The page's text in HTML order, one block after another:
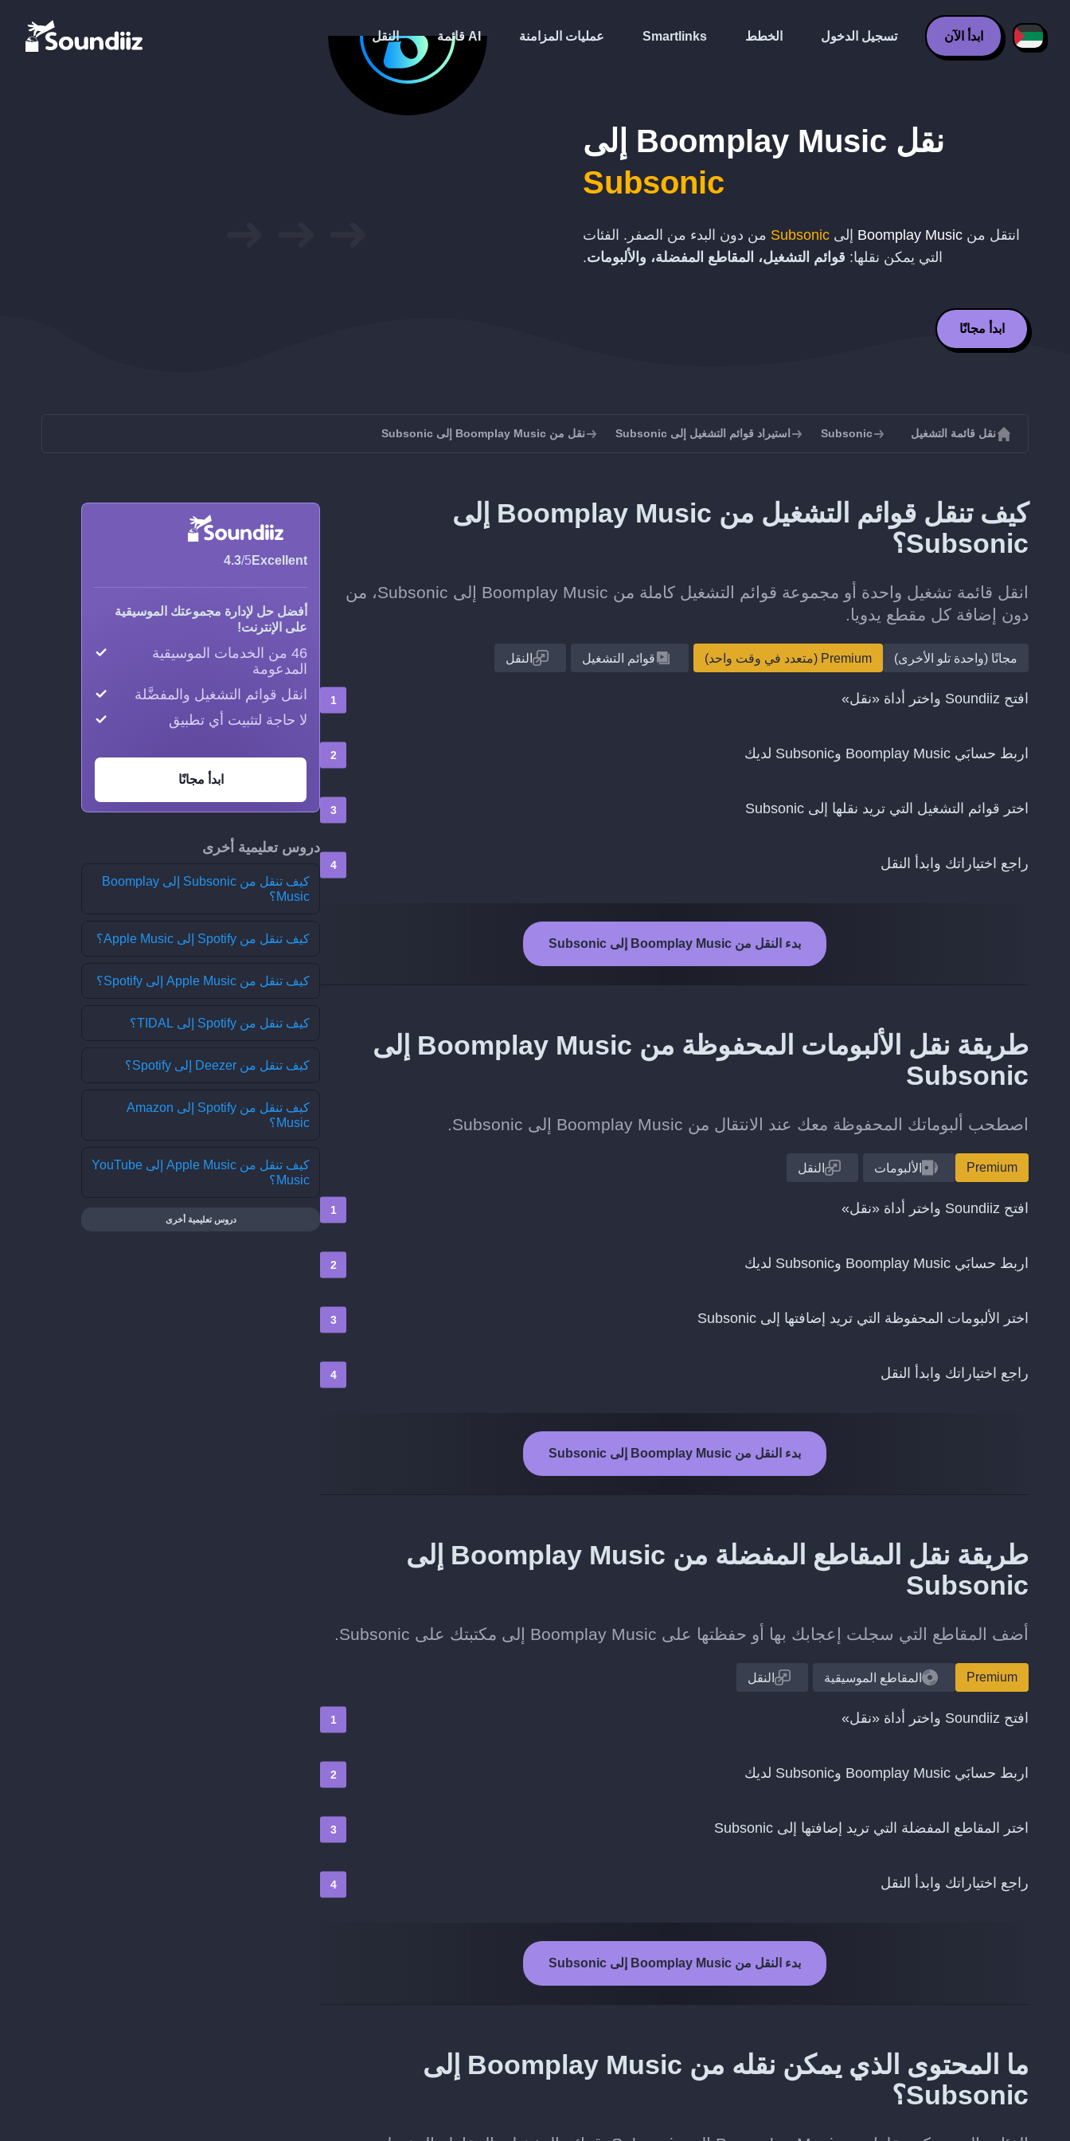
النقل قائمة AI عمليات المزامنة Smartlinks الخطط تسجيل الدخول ابدأ الآن
نقل Boomplay Music إلى
Subsonic
انتقل من Boomplay Music إلى Subsonic من دون البدء من الصفر. الفئات
التي يمكن نقلها: قوائم التشغيل، المقاطع المفضلة، والألبومات.
ابدأ مجانًا
نقل قائمة التشغيل Subsonic استيراد قوائم التشغيل إلى Subsonic نقل من Boomplay Music إلى Subsonic
كيف تنقل قوائم التشغيل من Boomplay Music إلى
Subsonic؟
انقل قائمة تشغيل واحدة أو مجموعة قوائم التشغيل كاملة من Boomplay Music إلى Subsonic، من
دون إضافة كل مقطع يدويا.
مجانًا (واحدة تلو الأخرى) Premium (متعدد في وقت واحد) قوائم التشغيل النقل
افتح Soundiiz واختر أداة «نقل»
اربط حسابَي Boomplay Music وSubsonic لديك
اختر قوائم التشغيل التي تريد نقلها إلى Subsonic
راجع اختياراتك وابدأ النقل
بدء النقل من Boomplay Music إلى Subsonic
طريقة نقل الألبومات المحفوظة من Boomplay Music إلى
Subsonic
اصطحب ألبوماتك المحفوظة معك عند الانتقال من Boomplay Music إلى Subsonic.
Premium الألبومات النقل
افتح Soundiiz واختر أداة «نقل»
اربط حسابَي Boomplay Music وSubsonic لديك
اختر الألبومات المحفوظة التي تريد إضافتها إلى Subsonic
راجع اختياراتك وابدأ النقل
بدء النقل من Boomplay Music إلى Subsonic
طريقة نقل المقاطع المفضلة من Boomplay Music إلى
Subsonic
أضف المقاطع التي سجلت إعجابك بها أو حفظتها على Boomplay Music إلى مكتبتك على Subsonic.
Premium المقاطع الموسيقية النقل
افتح Soundiiz واختر أداة «نقل»
اربط حسابَي Boomplay Music وSubsonic لديك
اختر المقاطع المفضلة التي تريد إضافتها إلى Subsonic
راجع اختياراتك وابدأ النقل
بدء النقل من Boomplay Music إلى Subsonic
ما المحتوى الذي يمكن نقله من Boomplay Music إلى
Subsonic؟
Excellent
4.3/5
أفضل حل لإدارة مجموعتك الموسيقية
على الإنترنت!
46 من الخدمات الموسيقية
المدعومة
انقل قوائم التشغيل والمفضَّلة
لا حاجة لتثبيت أي تطبيق
ابدأ مجانًا
دروس تعليمية أخرى
كيف تنقل من Subsonic إلى Boomplay
Music؟
كيف تنقل من Spotify إلى Apple Music؟
كيف تنقل من Apple Music إلى Spotify؟
كيف تنقل من Spotify إلى TIDAL؟
كيف تنقل من Deezer إلى Spotify؟
كيف تنقل من Spotify إلى Amazon
Music؟
كيف تنقل من Apple Music إلى YouTube
Music؟
دروس تعليمية أخرى